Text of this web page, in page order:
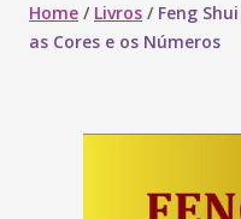
Home / Livros / Feng
as Cores e os Números